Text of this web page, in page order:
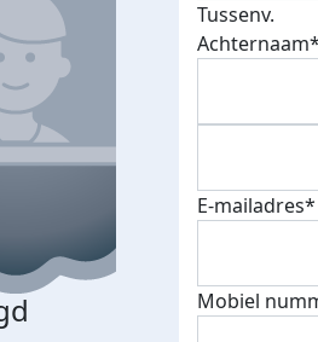
€500 euro
Tussenv.
Achternaam*
E-mailadres*
Mobiel